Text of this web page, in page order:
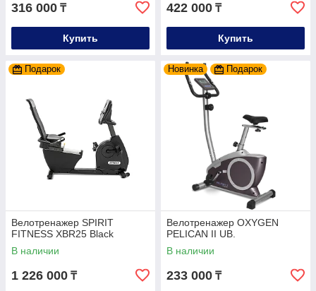
316 000 ₸
Купить
422 000 ₸
Купить
Подарок
Велотренажер SPIRIT
FITNESS XBR25 Black
В наличии
1 226 000 ₸
Новинка Подарок
Велотренажер OXYGEN
PELICAN II UB.
В наличии
233 000 ₸